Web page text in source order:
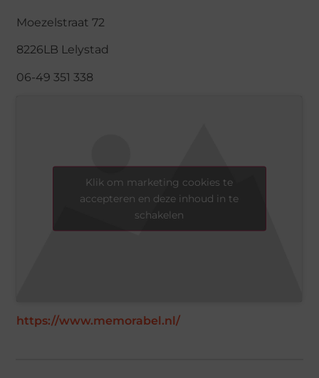
Moezelstraat 72
8226LB Lelystad
06-49 351 338
Klik om marketing cookies te
accepteren en deze inhoud in te
schakelen
https://www.memorabel.nl/